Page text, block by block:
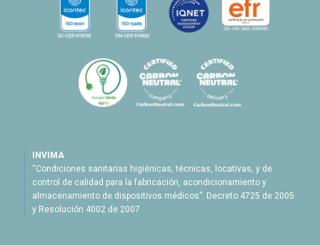
INVIMA
“Condiciones sanitarias higiénicas, técnicas, locativas, y de
control de calidad para la fabricación, acondicionamiento y
almacenamiento de dispositivos médicos”. Decreto 4725 de 2005
y Resolución 4002 de 2007